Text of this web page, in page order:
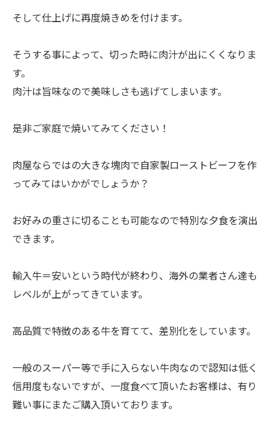
そして仕上げに再度焼きめを付けます。
そうする事によって、切った時に肉汁が出にくくなりま
す。
肉汁は旨味なので美味しさも逃げてしまいます。
是非ご家庭で焼いてみてください！
肉屋ならではの大きな塊肉で自家製ローストビーフを作
ってみてはいかがでしょうか？
お好みの重さに切ることも可能なので特別な夕食を演出
できます。
輸入牛＝安いという時代が終わり、海外の業者さん達も
レベルが上がってきています。
高品質で特徴のある牛を育てて、差別化をしています。
一般のスーパー等で手に入らない牛肉なので認知は低く
信用度もないですが、一度食べて頂いたお客様は、有り
難い事にまたご購入頂いております。